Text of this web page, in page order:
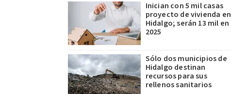
Inician con 5 mil casas
proyecto de vivienda en
Hidalgo; serán 13 mil en
2025
Sólo dos municipios de
Hidalgo destinan
recursos para sus
rellenos sanitarios